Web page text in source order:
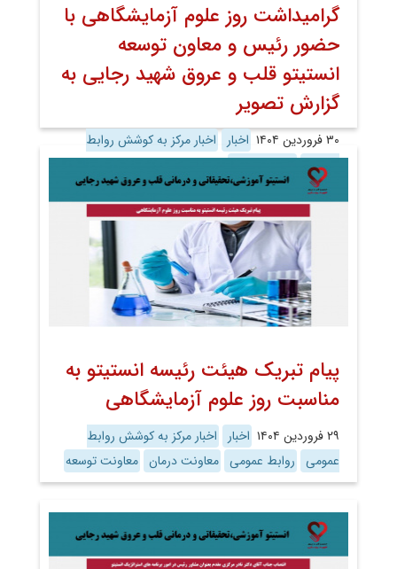
گرامیداشت روز علوم آزمایشگاهی با
حضور رئیس و معاون توسعه
انستیتو قلب و عروق شهید رجایی به
گزارش تصویر
۳۰ فروردین ۱۴۰۴ اخبار
اخبار مرکز به کوشش روابط
عمومی
پیام تبریک هیئت رئیسه انستیتو به
مناسبت روز علوم آزمایشگاهی
۲۹ فروردین ۱۴۰۴ اخبار
اخبار مرکز به کوشش روابط
عمومی روابط عمومی معاونت درمان معاونت توسعه